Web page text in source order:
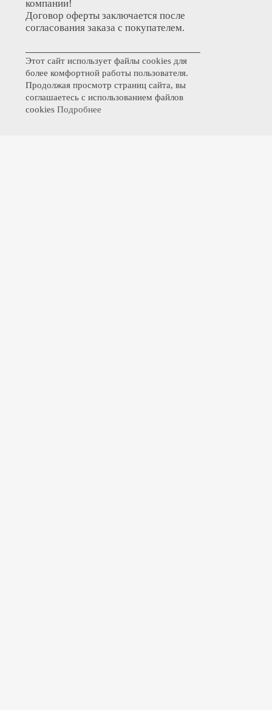
компании!
Договор оферты заключается после
согласования заказа с покупателем.
Этот сайт использует файлы cookies для
более комфортной работы пользователя.
Продолжая просмотр страниц сайта, вы
соглашаетесь с использованием файлов
cookies Подробнее